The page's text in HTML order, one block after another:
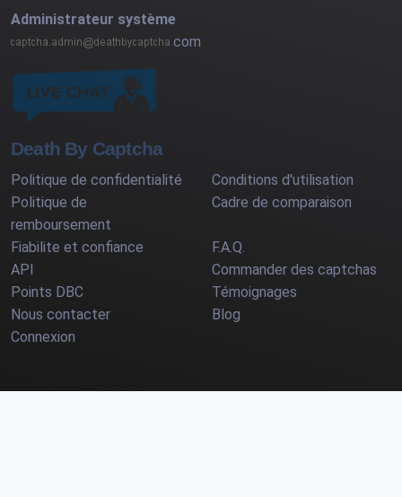
Administrateur système
com
Death By Captcha
Politique de confidentialité
Conditions d'utilisation
Politique de
remboursement
Cadre de comparaison
Fiabilite et confiance
F.A.Q.
API
Commander des captchas
Points DBC
Témoignages
Nous contacter
Blog
Connexion